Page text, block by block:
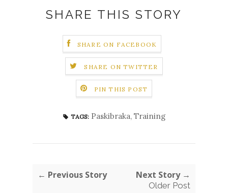
SHARE THIS STORY
SHARE ON FACEBOOK
SHARE ON TWITTER
PIN THIS POST
TAGS: Paskibraka, Training
← Previous Story Next Story →
Older Post